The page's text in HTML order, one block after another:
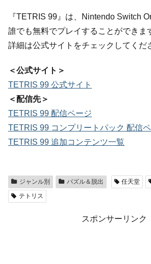
『TETRIS 99』は、Nintendo Switch
誰でも無料でプレイすることができま
詳細は公式サイトをチェックしてくだ
＜公式サイト＞
TETRIS 99 公式サイト
＜配信先＞
TETRIS 99 配信ページ
TETRIS 99 コンプリートパック 配信
TETRIS 99 追加コンテンツ一覧
ジャンル別 パズル＆脱出 任天堂
テトリス
スポンサーリンク